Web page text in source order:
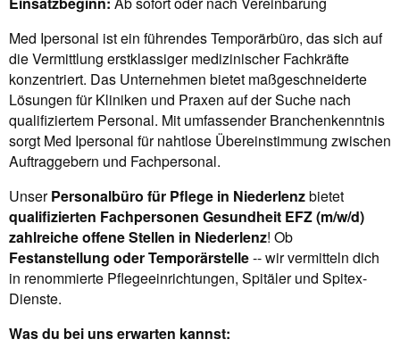
Med Ipersonal ist ein führendes Temporärbüro, das sich auf
die Vermittlung erstklassiger medizinischer Fachkräfte
konzentriert. Das Unternehmen bietet maßgeschneiderte
Lösungen für Kliniken und Praxen auf der Suche nach
qualifiziertem Personal. Mit umfassender Branchenkenntnis
sorgt Med Ipersonal für nahtlose Übereinstimmung zwischen
Auftraggebern und Fachpersonal.
UnserPersonalbüro für Pflege in Niederlenzbietet
qualifizierten Fachpersonen Gesundheit EFZ (m/w/d)
zahlreiche offene Stellen in Niederlenz! Ob
Festanstellung oder Temporärstelle-- wir vermitteln dich
in renommierte Pflegeeinrichtungen, Spitäler und Spitex-
Dienste.
Was du bei uns erwarten kannst: